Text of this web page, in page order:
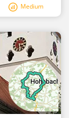
Medium